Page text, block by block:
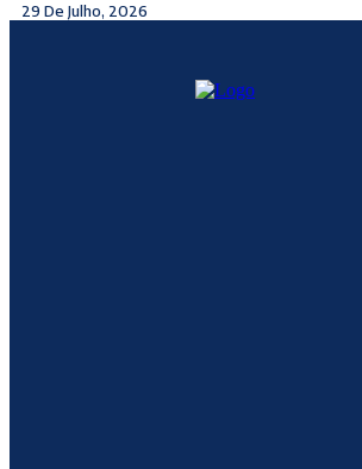
29 De Julho, 2026